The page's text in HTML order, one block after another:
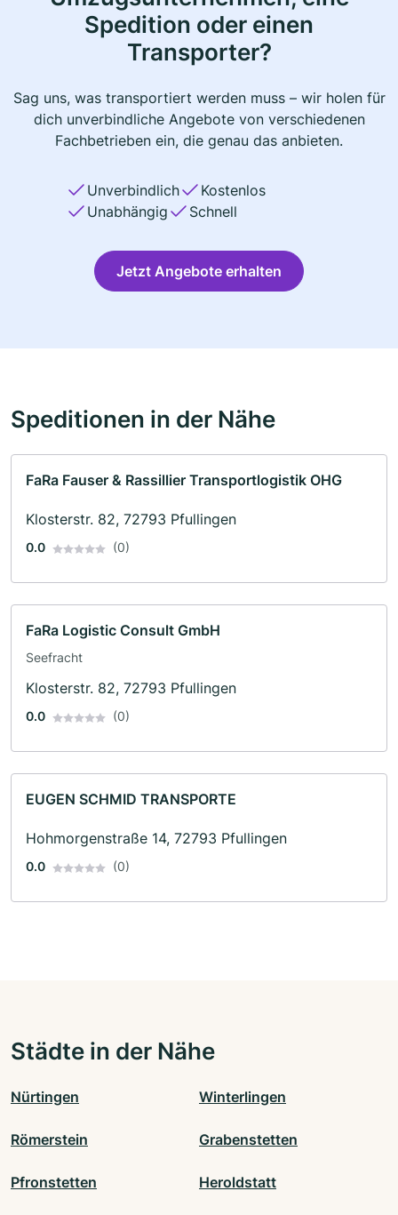
Spedition oder einen
Transporter?
Sag uns, was transportiert werden muss – wir holen für
dich unverbindliche Angebote von verschiedenen
Fachbetrieben ein, die genau das anbieten.
Unverbindlich
Kostenlos
Unabhängig
Schnell
Jetzt Angebote erhalten
Speditionen in der Nähe
FaRa Fauser & Rassillier Transportlogistik OHG
Klosterstr. 82, 72793 Pfullingen
0.0 (0)
FaRa Logistic Consult GmbH
Seefracht
Klosterstr. 82, 72793 Pfullingen
0.0 (0)
EUGEN SCHMID TRANSPORTE
Hohmorgenstraße 14, 72793 Pfullingen
0.0 (0)
Städte in der Nähe
Nürtingen Winterlingen
Römerstein Grabenstetten
Pfronstetten Heroldstatt